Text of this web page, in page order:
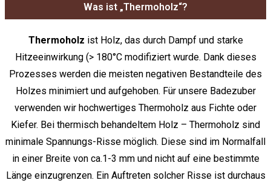
Was ist „Thermoholz“?
Thermoholz ist Holz, das durch Dampf und starke
Hitzeeinwirkung (> 180°C modifiziert wurde. Dank dieses
Prozesses werden die meisten negativen Bestandteile des
Holzes minimiert und aufgehoben. Für unsere Badezuber
verwenden wir hochwertiges Thermoholz aus Fichte oder
Kiefer. Bei thermisch behandeltem Holz – Thermoholz sind
minimale Spannungs-Risse möglich. Diese sind im Normalfall
in einer Breite von ca.1-3 mm und nicht auf eine bestimmte
Länge einzugrenzen. Ein Auftreten solcher Risse ist durchaus